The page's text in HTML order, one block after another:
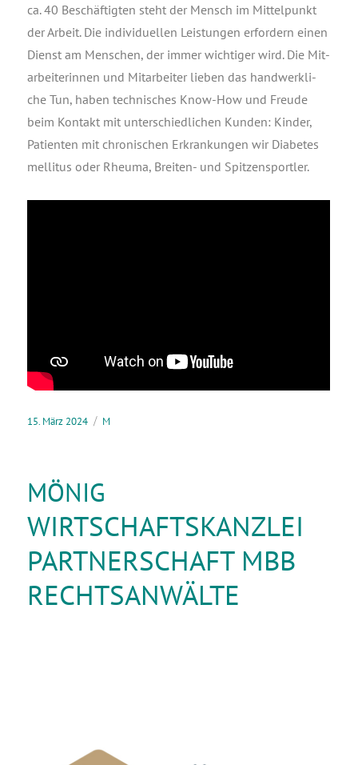
ca. 40 Beschäf­tig­ten steht der Mensch im Mit­tel­punkt
der Arbeit. Die indi­vi­du­el­len Leis­tun­gen erfor­dern einen
Dienst am Men­schen, der immer wich­ti­ger wird. Die Mit­
ar­bei­te­rin­nen und Mit­ar­bei­ter lie­ben das hand­werk­li­
che Tun, haben tech­ni­sches Know-How und Freu­de
beim Kon­takt mit unter­schied­li­chen Kun­den: Kin­der,
Pati­en­ten mit chro­ni­schen Erkran­kun­gen wir Dia­be­tes
mel­li­tus oder Rheu­ma, Brei­ten- und Spitzensportler.
15. März 2024 M
MÖNIG
WIRTSCHAFTSKANZLEI
PARTNERSCHAFT MBB
RECHTSANWÄLTE